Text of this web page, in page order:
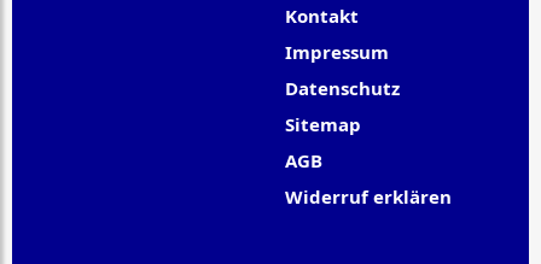
Kontakt
Impressum
Datenschutz
Sitemap
AGB
Widerruf erklären